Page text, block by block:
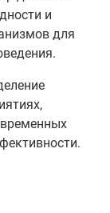
и
для